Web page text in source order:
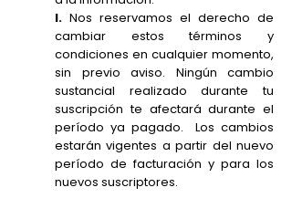
l. Nos reservamos el derecho de
cambiar estos términos y
condiciones en cualquier momento,
sin previo aviso. Ningún cambio
sustancial realizado durante tu
suscripción te afectará durante el
período ya pagado. Los cambios
estarán vigentes a partir del nuevo
período de facturación y para los
nuevos suscriptores.